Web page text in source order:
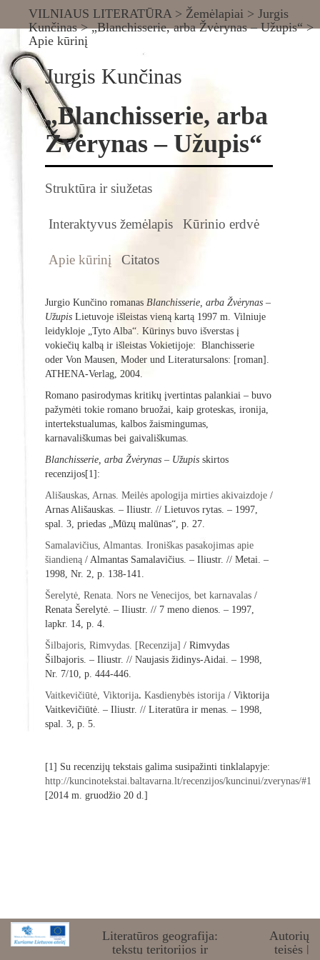
VILNIAUS LITERATŪRA> Žemėlapiai >Jurgis
Kunčinas>„Blanchisserie, arba Žvėrynas – Užupis“>
Apie kūrinį
Jurgis Kunčinas
„Blanchisserie, arba
Žvėrynas – Užupis“
Struktūra ir siužetas
Interaktyvus žemėlapis Kūrinio erdvė
Apie kūrinį Citatos
Jurgio Kunčino romanasBlanchisserie, arba Žvėrynas –
Užupis Lietuvoje išleistas vieną kartą 1997 m. Vilniuje
leidykloje „Tyto Alba“. Kūrinys buvo išverstas į
vokiečių kalbą ir išleistas Vokietijoje: Blanchisserie
oder Von Mausen, Moder und Literatursalons: [roman].
ATHENA-Verlag, 2004.
Romano pasirodymas kritikų įvertintas palankiai – buvo
pažymėti tokie romano bruožai, kaip groteskas, ironija,
intertekstualumas, kalbos žaismingumas,
karnavališkumas bei gaivališkumas.
Blanchisserie, arba Žvėrynas – Užupis skirtos
recenzijos[1]:
Ališauskas, Arnas. Meilės apologija mirties akivaizdoje/
Arnas Ališauskas. – Iliustr. // Lietuvos rytas. – 1997,
spal. 3, priedas „Mūzų malūnas“, p. 27.
Samalavičius, Almantas. Ironiškas pasakojimas apie
šiandieną/ Almantas Samalavičius. – Iliustr. // Metai. –
1998, Nr. 2, p. 138-141.
Šerelytė, Renata. Nors ne Venecijos, bet karnavalas/
Renata Šerelytė. – Iliustr. // 7 meno dienos. – 1997,
lapkr. 14, p. 4.
Šilbajoris, Rimvydas. [Recenzija] / Rimvydas
Šilbajoris. – Iliustr. // Naujasis židinys-Aidai. – 1998,
Nr. 7/10, p. 444-446.
Vaitkevičiūtė, Viktorija. Kasdienybės istorija/ Viktorija
Vaitkevičiūtė. – Iliustr. // Literatūra ir menas. – 1998,
spal. 3, p. 5.
[1] Su recenzijų tekstais galima susipažinti tinklalapyje:
http://kuncinotekstai.baltavarna.lt/recenzijos/kuncinui/zverynas/#1
[2014 m. gruodžio 20 d.]
Literatūros geografija:
tekstų teritorijos ir
Autorių
teisės |